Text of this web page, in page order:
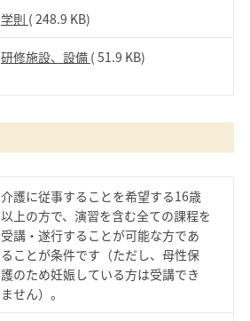
学則 ( 248.9 KB)
研修施設、設備 ( 51.9 KB)
介護に従事することを希望する16歳
以上の方で、演習を含む全ての課程を
受講・遂行することが可能な方であ
ることが条件です（ただし、母性保
護のため妊娠している方は受講でき
ません）。